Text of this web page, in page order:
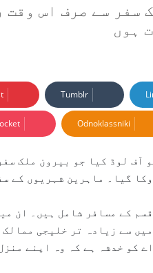
سفر سے صرف اس وقت
ہوں
Tumblr
Odnoklassniki
آف لوڈ کیا جو بیرون ملک
گیا۔ ماہرین شہریوں کے
کے مسافر شامل ہیں۔ ان
سے زیادہ تر خلیجی
کو خدشہ ہے کہ وہ اپنے